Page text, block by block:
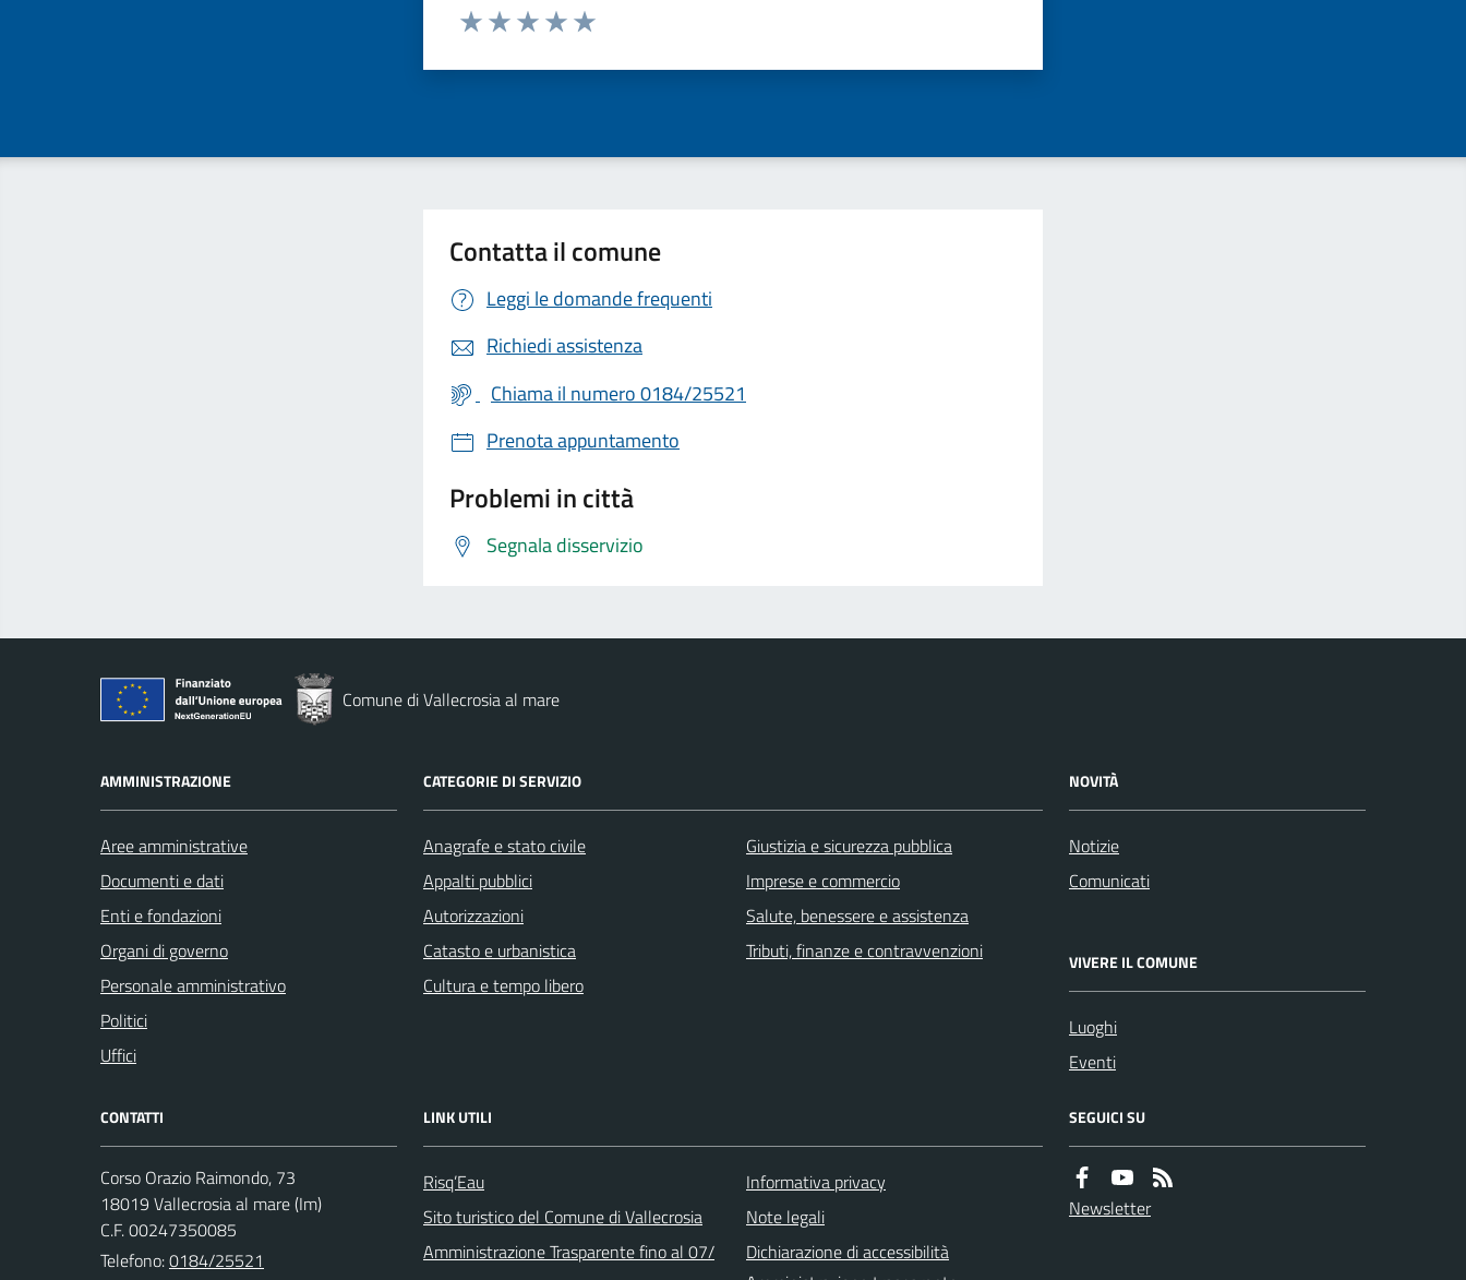
Valuta da 1 a 5 stelle la pagina
Contatta il comune
Leggi le domande frequenti
Richiedi assistenza
Chiama il numero 0184/25521
Prenota appuntamento
Problemi in città
Segnala disservizio
Comune di Vallecrosia al mare
AMMINISTRAZIONE
Aree amministrative
Documenti e dati
Enti e fondazioni
Organi di governo
Personale amministrativo
Politici
Uffici
CATEGORIE DI SERVIZIO
Anagrafe e stato civile
Appalti pubblici
Autorizzazioni
Catasto e urbanistica
Cultura e tempo libero
Giustizia e sicurezza pubblica
Imprese e commercio
Salute, benessere e assistenza
Tributi, finanze e contravvenzioni
NOVITÀ
Notizie
Comunicati
VIVERE IL COMUNE
Luoghi
Eventi
CONTATTI
Corso Orazio Raimondo, 73
18019 Vallecrosia al mare (Im)
C.F. 00247350085
Telefono:0184/25521
LINK UTILI
Risq’Eau
Sito turistico del Comune di Vallecrosia
Amministrazione Trasparente fino al 07/
Informativa privacy
Note legali
Dichiarazione di accessibilità
SEGUICI SU
Newsletter